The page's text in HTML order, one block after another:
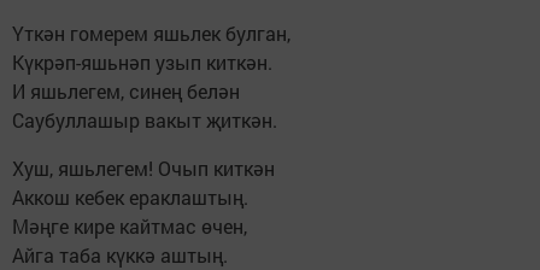
Үткән гомерем яшьлек булган,
Күкрәп-яшьнәп узып киткән.
И яшьлегем, синең белән
Саубуллашыр вакыт җиткән.
Хуш, яшьлегем! Очып киткән
Аккош кебек ераклаштың.
Мәңге кире кайтмас өчен,
Айга таба күккә аштың.